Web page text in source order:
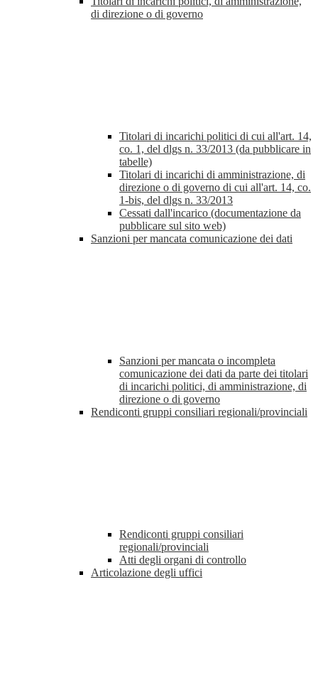
di direzione o di governo
Titolari di incarichi politici di cui all'art. 14,
co. 1, del dlgs n. 33/2013 (da pubblicare in
tabelle)
Titolari di incarichi di amministrazione, di
direzione o di governo di cui all'art. 14, co.
1-bis, del dlgs n. 33/2013
Cessati dall'incarico (documentazione da
pubblicare sul sito web)
Sanzioni per mancata comunicazione dei dati
Sanzioni per mancata o incompleta
comunicazione dei dati da parte dei titolari
di incarichi politici, di amministrazione, di
direzione o di governo
Rendiconti gruppi consiliari regionali/provinciali
Rendiconti gruppi consiliari
regionali/provinciali
Atti degli organi di controllo
Articolazione degli uffici